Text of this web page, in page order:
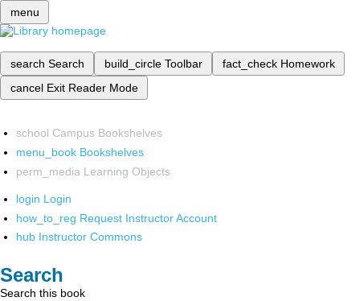
menu
search Search build_circle Toolbar fact_check Homework
cancel Exit Reader Mode
school Campus Bookshelves
menu_book Bookshelves
perm_media Learning Objects
login Login
how_to_reg Request Instructor Account
hub Instructor Commons
Search
Search this book